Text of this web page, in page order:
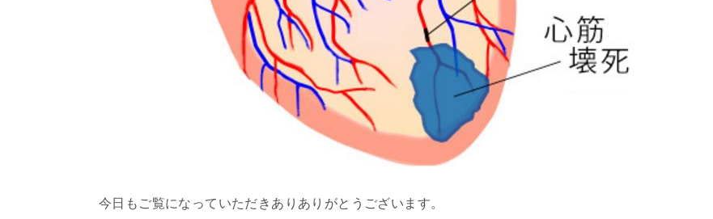
今日もご覧になっていただきありありがとうございます。